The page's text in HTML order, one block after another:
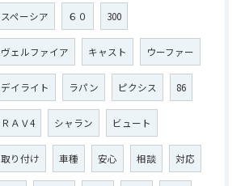
スペーシア ６０ 300
ヴェルファイア キャスト ウーファー
デイライト ラパン ピクシス 86
ＲＡＶ4 シャラン ビュート
取り付け 車種 安心 相談 対応